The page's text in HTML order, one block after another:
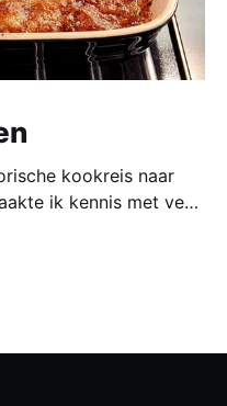
kookreis naar
ik kennis met veel